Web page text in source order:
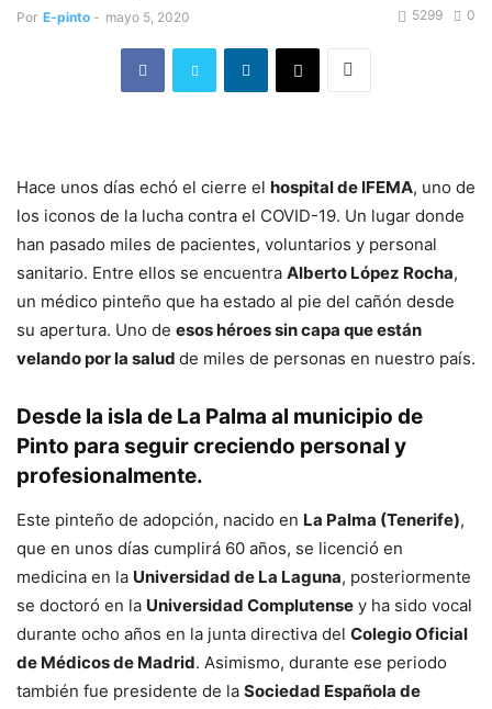
Por E-pinto - mayo 5, 2020 0
5299
Hace unos días echó el cierre el hospital de IFEMA, uno de
los iconos de la lucha contra el COVID-19. Un lugar donde
han pasado miles de pacientes, voluntarios y personal
sanitario. Entre ellos se encuentra Alberto López Rocha,
un médico pinteño que ha estado al pie del cañón desde
su apertura. Uno de esos héroes sin capa que están
velando por la salud de miles de personas en nuestro país.
Desde la isla de La Palma al municipio de
Pinto para seguir creciendo personal y
profesionalmente.
Este pinteño de adopción, nacido en La Palma (Tenerife),
que en unos días cumplirá 60 años, se licenció en
medicina en la Universidad de La Laguna, posteriormente
se doctoró en la Universidad Complutense y ha sido vocal
durante ocho años en la junta directiva del Colegio Oficial
de Médicos de Madrid. Asimismo, durante ese periodo
también fue presidente de la Sociedad Española de